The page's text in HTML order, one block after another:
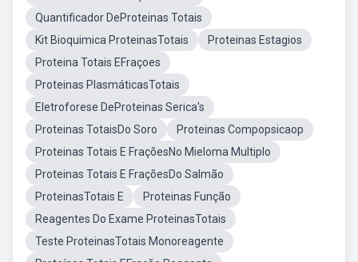
Quantificador DeProteinas Totais
Kit Bioquimica ProteinasTotais
Proteinas Estagios
Proteina Totais EFraçoes
Proteinas PlasmáticasTotais
Eletroforese DeProteinas Serica's
Proteinas TotaisDo Soro
Proteinas Compopsicaop
Proteinas Totais E FraçõesNo Mieloma Multiplo
Proteinas Totais E FraçõesDo Salmão
ProteinasTotais E
Proteinas Função
Reagentes Do Exame ProteinasTotais
Teste ProteinasTotais Monoreagente